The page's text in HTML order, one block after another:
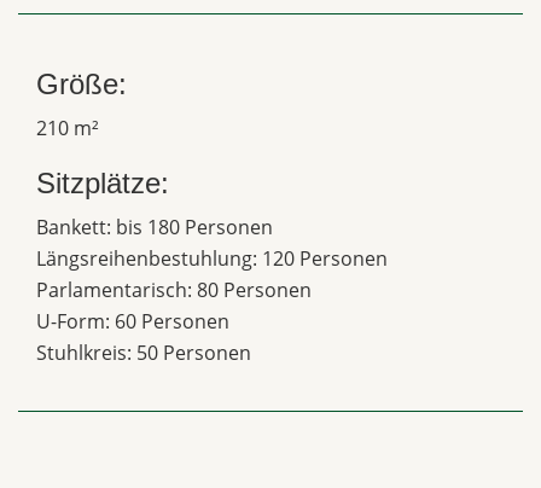
Größe:
210 m²
Sitzplätze:
Bankett: bis 180 Personen
Längsreihenbestuhlung: 120 Personen
Parlamentarisch: 80 Personen
U-Form: 60 Personen
Stuhlkreis: 50 Personen